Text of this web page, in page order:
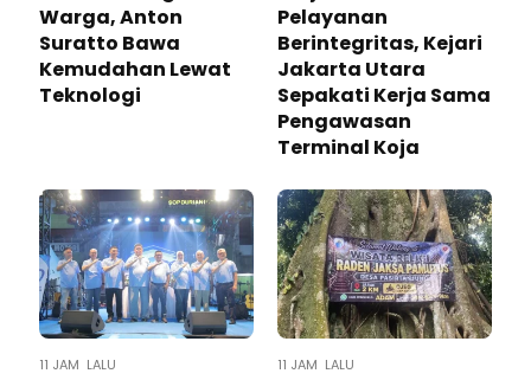
Warga, Anton
Suratto Bawa
Kemudahan Lewat
Teknologi ​
Pelayanan
Berintegritas, Kejari
Jakarta Utara
Sepakati Kerja Sama
Pengawasan
Terminal Koja
11 JAM LALU 11 JAM LALU